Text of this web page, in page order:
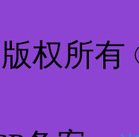
版权所有